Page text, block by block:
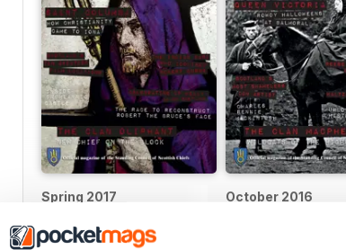
Spring 2017
Vista|Al carrello
October 2016